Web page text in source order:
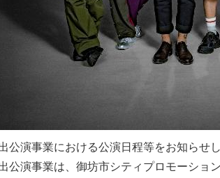
公演事業における公演日程等をお知らせし
公演事業は、御坊市シティプロモーショ